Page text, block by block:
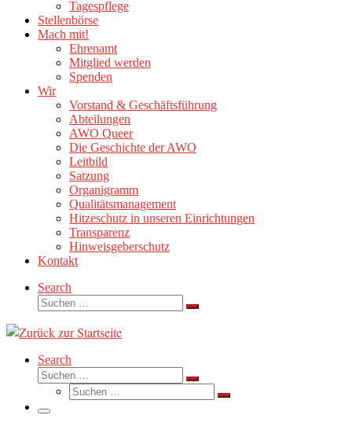
Tagespflege
Stellenbörse
Mach mit!
Ehrenamt
Mitglied werden
Spenden
Wir
Vorstand & Geschäftsführung
Abteilungen
AWO Queer
Die Geschichte der AWO
Leitbild
Satzung
Organigramm
Qualitätsmanagement
Hitzeschutz in unseren Einrichtungen
Transparenz
Hinweisgeberschutz
Kontakt
Search
Suche
Suchen …
Search
Suche
Suchen …
Suche
Suchen …
Menü